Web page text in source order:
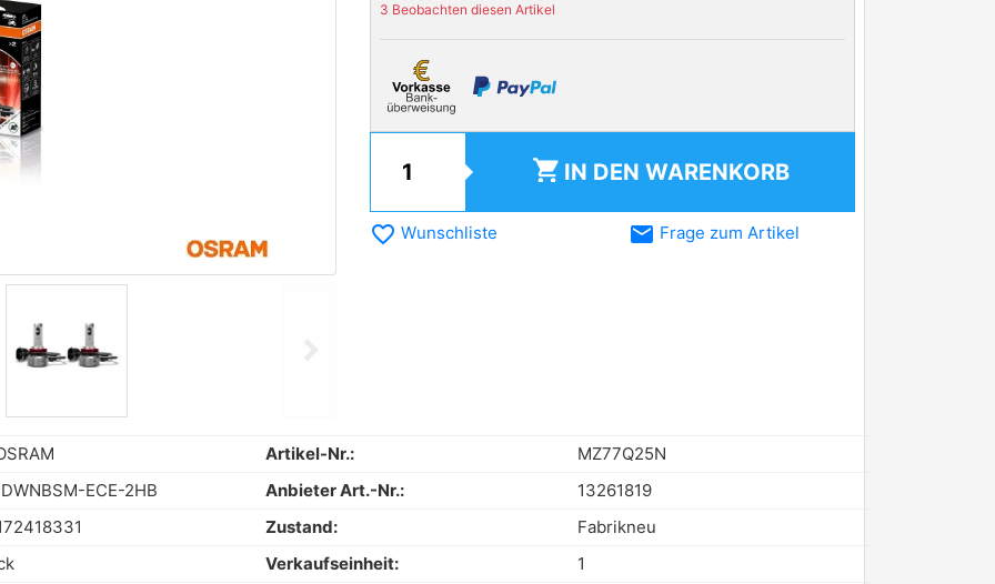
3 Beobachten diesen Artikel
shopping_cart IN DEN WARENKORB
favorite_border Wunschliste email Frage zum Artikel
Artikel-Nr.:
MZ77Q25N
ECE-2HB Anbieter Art.-Nr.:
13261819
Zustand:
Fabrikneu
Verkaufseinheit:
1